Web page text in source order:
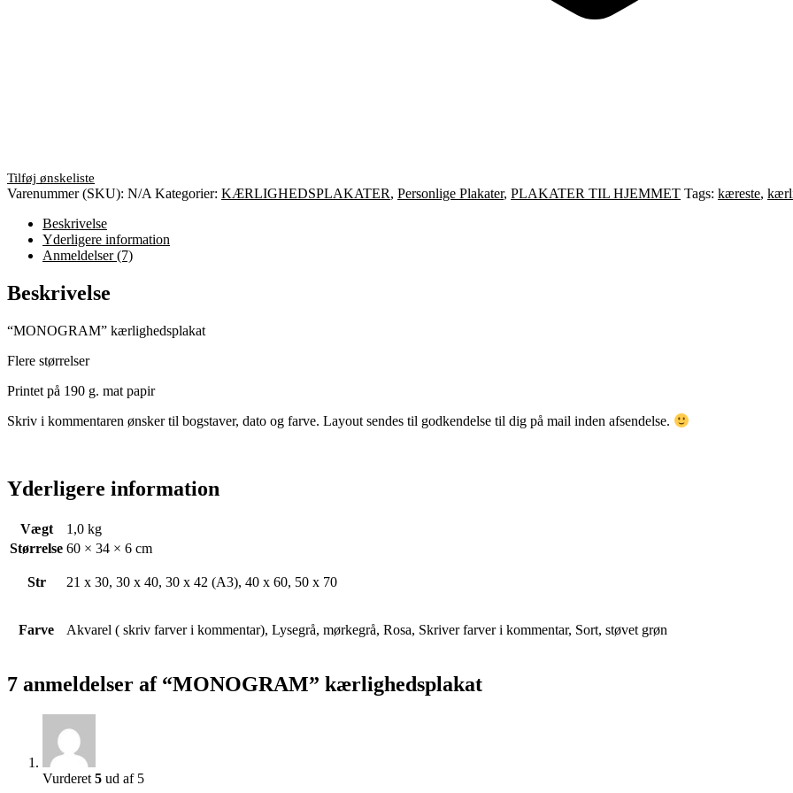
Varenummer (SKU): N/A Kategorier: KÆRLIGHEDSPLAKATER, Personlige Plakater, PLAKATER TIL HJEMMET Tags: kæreste,
Beskrivelse
Yderligere information
Anmeldelser (7)
Beskrivelse
“MONOGRAM” kærlighedsplakat
Flere størrelser
Printet på 190 g. mat papir
Skriv i kommentaren ønsker til bogstaver, dato og farve. Layout sendes til godkendelse til dig på mail inden afsendelse.
Yderligere information
Vægt
1,0 kg
Størrelse 60 × 34 × 6 cm
Str 21 x 30, 30 x 40, 30 x 42 (A3), 40 x 60, 50 x 70
Farve Akvarel ( skriv farver i kommentar), Lysegrå, mørkegrå, Rosa, Skriver farver i kommentar, Sort, støvet grøn
7 anmeldelser af “MONOGRAM” kærlighedsplakat
Vurderet 5 ud af 5